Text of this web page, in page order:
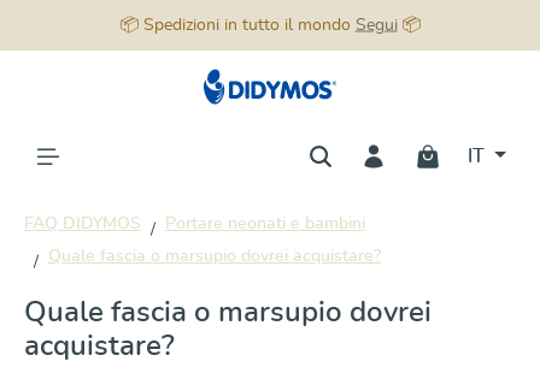
📦 Spedizioni in tutto il mondo Segui📦
FAQ DIDYMOS
Portare neonati e bambini
Quale fascia o marsupio dovrei acquistare?
Quale fascia o marsupio dovrei
acquistare?